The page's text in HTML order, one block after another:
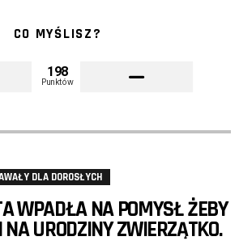
CO MYŚLISZ?
198
Punktów
DLA DOROSŁYCH
WPADŁA NA POMYSŁ ŻEBY
URODZINY ZWIERZĄTKO.